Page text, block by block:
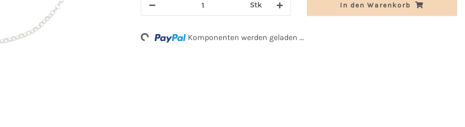
Stk In den Warenkorb
Loading... Komponenten werden geladen ...